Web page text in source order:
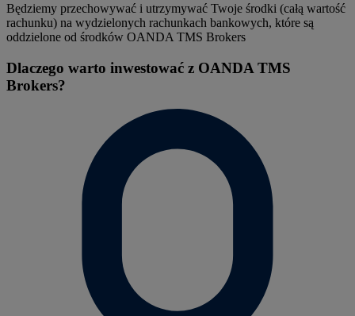
Będziemy przechowywać i utrzymywać Twoje środki (całą wartość
rachunku) na wydzielonych rachunkach bankowych, które są
oddzielone od środków OANDA TMS Brokers
Dlaczego warto inwestować z OANDA TMS
Brokers?